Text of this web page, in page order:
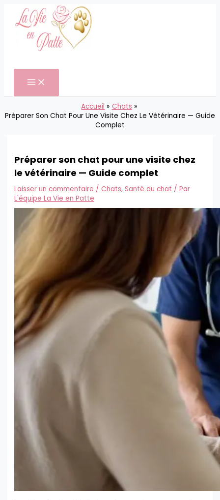
contenu
Accueil
Chats
Préparer Son Chat Pour Une Visite Chez Le Vétérinaire — Guide
Complet
Préparer son chat pour une visite chez
le vétérinaire — Guide complet
Laisser un commentaire /Chats,Santé du chat / Par
L'équipe La Vie en Patte